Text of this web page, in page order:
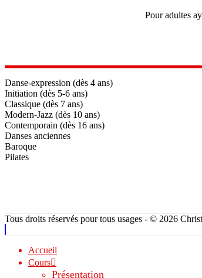
Pour adultes
Danse-expression (dès 4 ans)
Initiation (dès 5-6 ans)
Classique (dès 7 ans)
Modern-Jazz (dès 10 ans)
Contemporain (dès 16 ans)
Danses anciennes
Baroque
Pilates
Tous droits réservés pour tous usages - © 2026
Accueil
Cours
Présentation